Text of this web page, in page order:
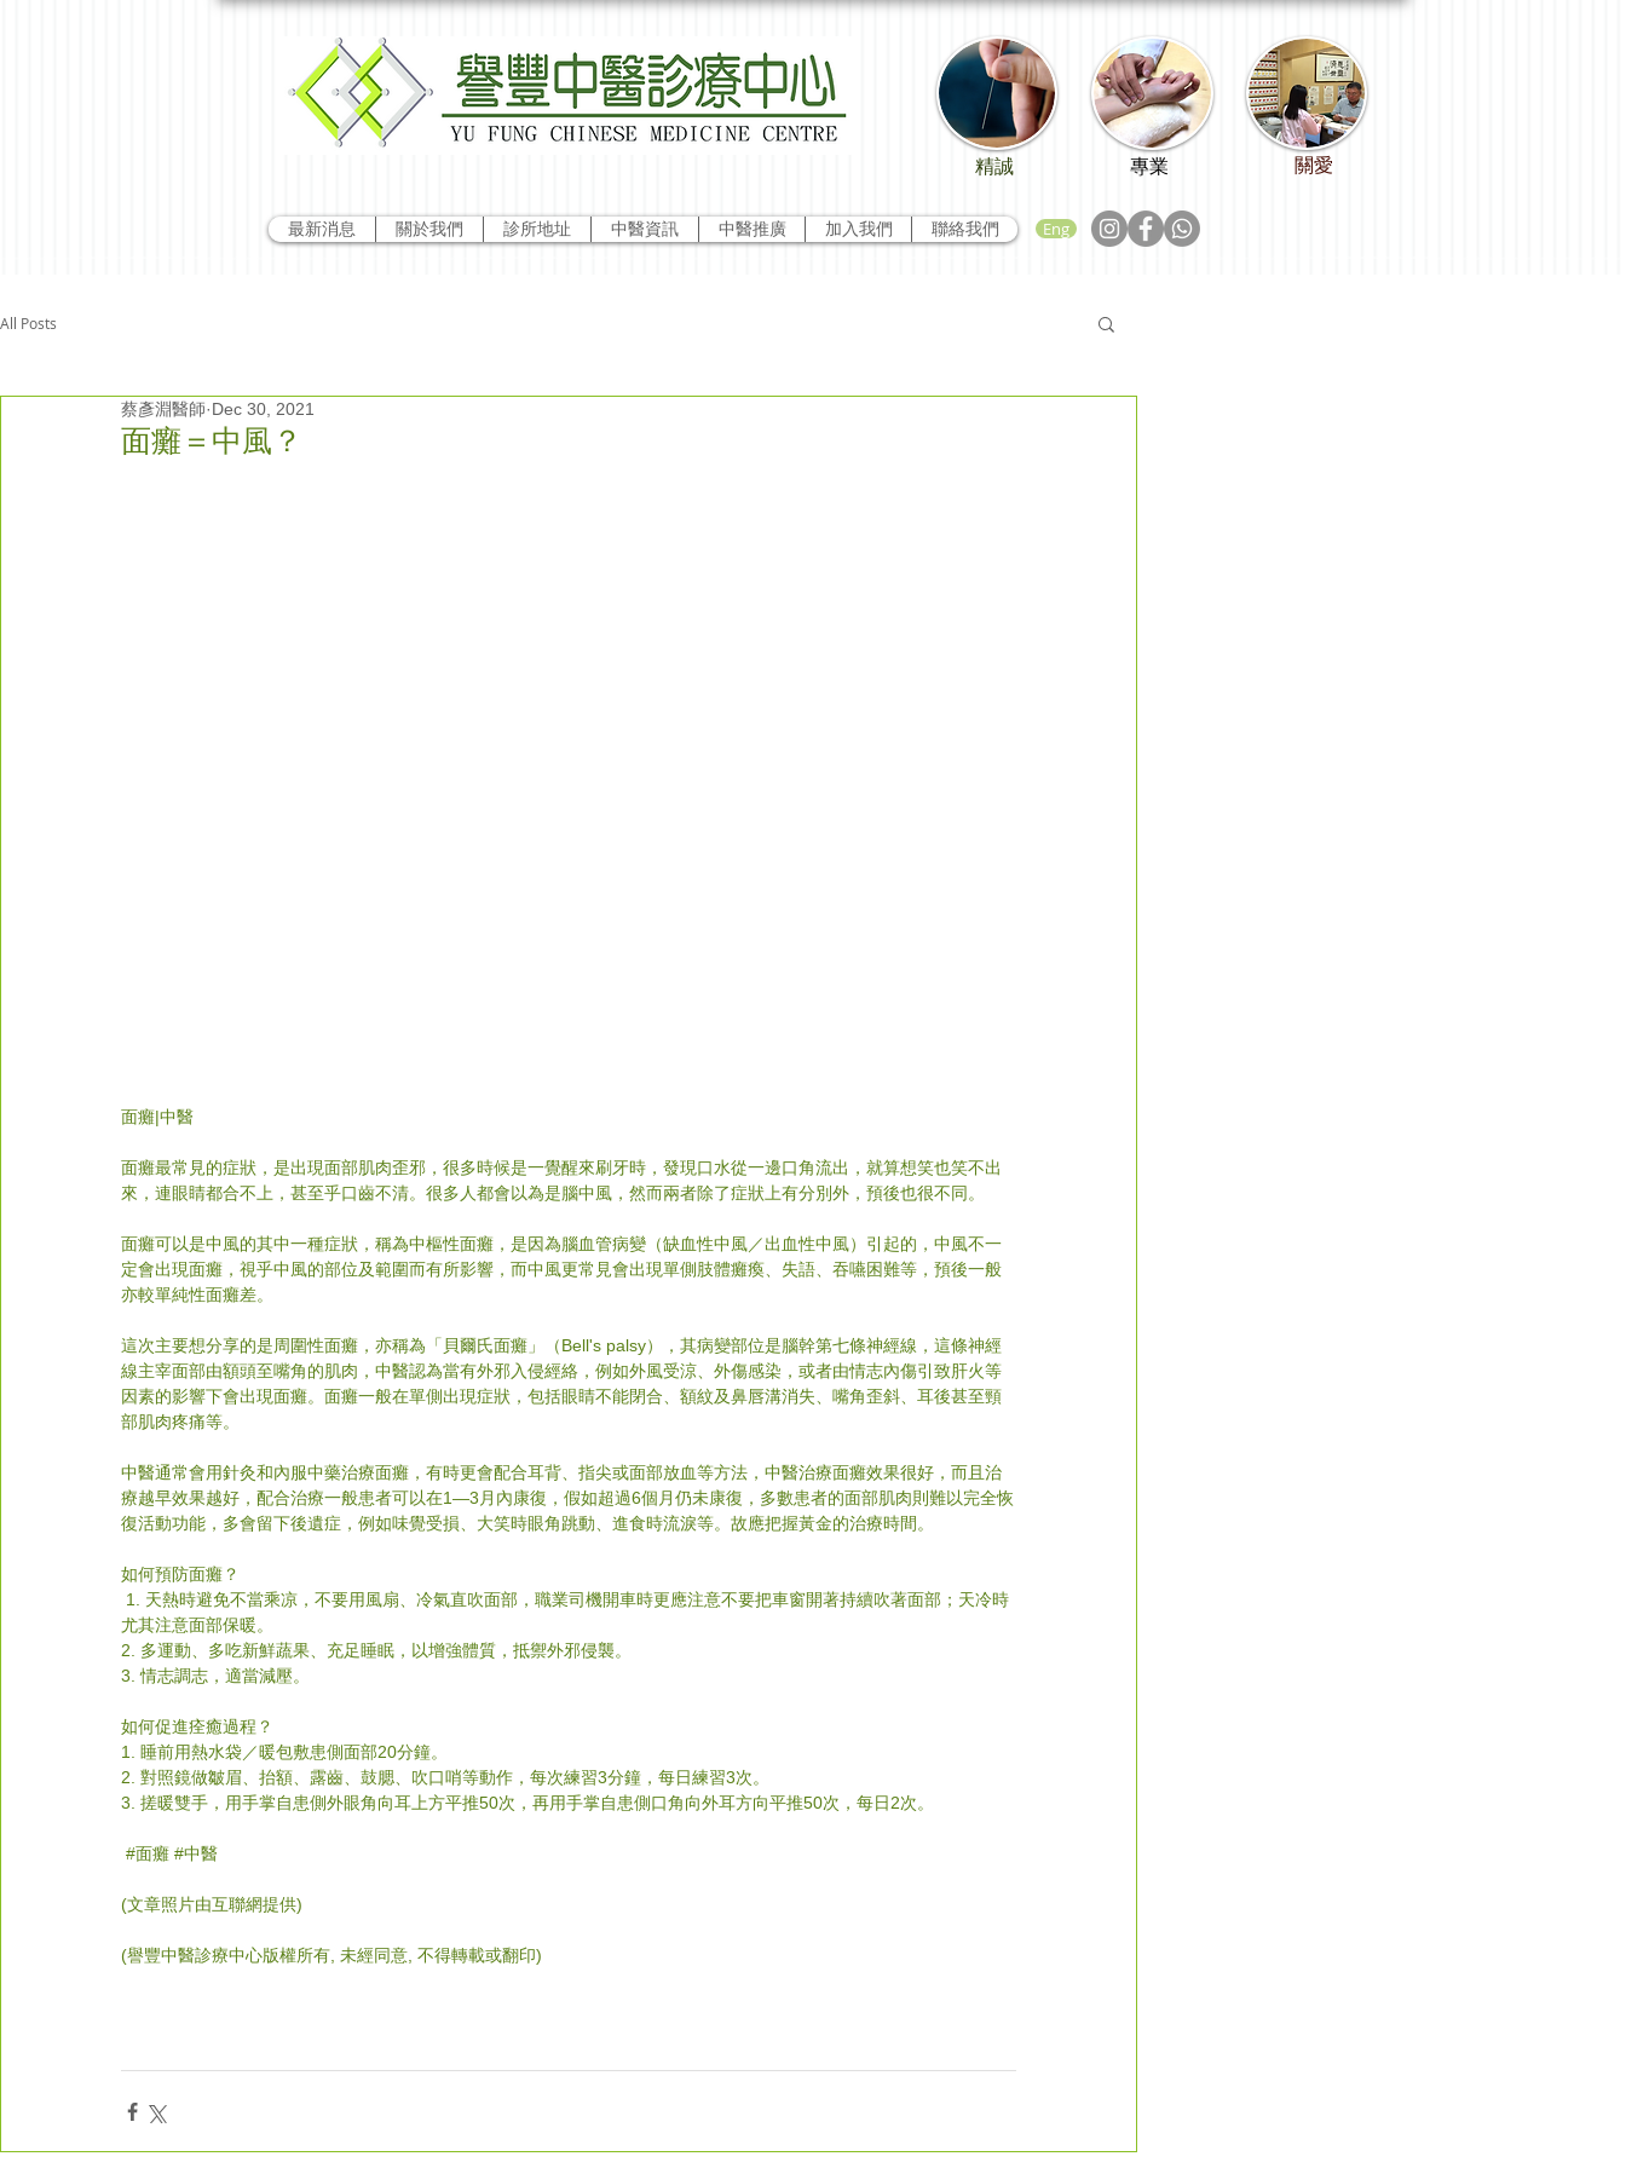
精誠
最新消息 關於我們 診所地址 中醫資訊 中醫推廣 加入我們 聯絡我們 Eng
專業 關愛
All Posts
面癱＝中風？
蔡彥淵醫師 Dec 30, 2021
面癱|中醫
面癱最常見的症狀，是出現面部肌肉歪邪，很多時候是一覺醒來刷牙時，發現口水從一邊口角流出，就算想笑也笑不出
來，連眼睛都合不上，甚至乎口齒不清。很多人都會以為是腦中風，然而兩者除了症狀上有分別外，預後也很不同。
面癱可以是中風的其中一種症狀，稱為中樞性面癱，是因為腦血管病變（缺血性中風／出血性中風）引起的，中風不一
定會出現面癱，視乎中風的部位及範圍而有所影響，而中風更常見會出現單側肢體癱瘓、失語、吞嚥困難等，預後一般
亦較單純性面癱差。
這次主要想分享的是周圍性面癱，亦稱為「貝爾氏面癱」（Bell's palsy），其病變部位是腦幹第七條神經線，這條神經
線主宰面部由額頭至嘴角的肌肉，中醫認為當有外邪入侵經絡，例如外風受涼、外傷感染，或者由情志內傷引致肝火等
因素的影響下會出現面癱。面癱一般在單側出現症狀，包括眼睛不能閉合、額紋及鼻唇溝消失、嘴角歪斜、耳後甚至頸
部肌肉疼痛等。
中醫通常會用針灸和內服中藥治療面癱，有時更會配合耳背、指尖或面部放血等方法，中醫治療面癱效果很好，而且治
療越早效果越好，配合治療一般患者可以在1—3月內康復，假如超過6個月仍未康復，多數患者的面部肌肉則難以完全恢
復活動功能，多會留下後遺症，例如味覺受損、大笑時眼角跳動、進食時流淚等。故應把握黃金的治療時間。
如何預防面癱？
尤其注意面部保暖。
2. 多運動、多吃新鮮蔬果、充足睡眠，以增強體質，抵禦外邪侵襲。
3. 情志調志，適當減壓。
如何促進痊癒過程？
1. 睡前用熱水袋／暖包敷患側面部20分鐘。
2. 對照鏡做皺眉、抬額、露齒、鼓腮、吹口哨等動作，每次練習3分鐘，每日練習3次。
3. 搓暖雙手，用手掌自患側外眼角向耳上方平推50次，再用手掌自患側口角向外耳方向平推50次，每日2次。
#面癱 #中醫
(文章照片由互聯網提供)
(譽豐中醫診療中心版權所有, 未經同意, 不得轉載或翻印)